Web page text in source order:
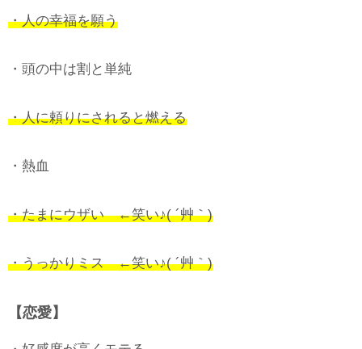
・人の幸福を願う
・頭の中は割と単純
・人に頼りにされると燃える
・熱血
・たまにウザい ←笑い♪( ´艸｀)
・うっかりミス ←笑い♪( ´艸｀)
【恋愛】